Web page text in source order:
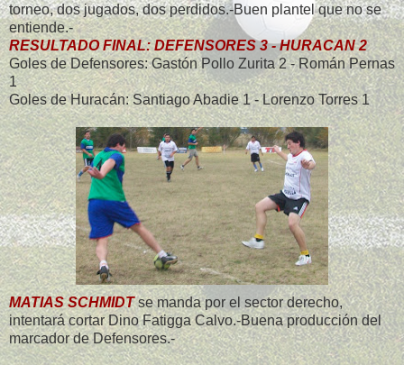
torneo, dos jugados, dos perdidos.-Buen plantel que no se
entiende.-
RESULTADO FINAL: DEFENSORES 3 - HURACAN 2
Goles de Defensores: Gastón Pollo Zurita 2 - Román Pernas
1
Goles de Huracán: Santiago Abadie 1 - Lorenzo Torres 1
MATIAS SCHMIDTse manda por el sector derecho,
intentará cortar Dino Fatigga Calvo.-Buena producción del
marcador de Defensores.-